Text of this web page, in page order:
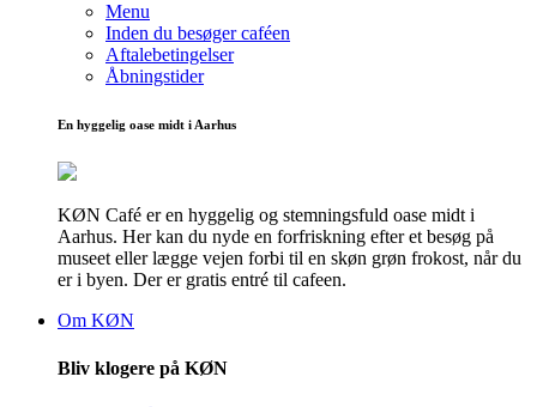
Menu
Inden du besøger caféen
Aftalebetingelser
Åbningstider
En hyggelig oase midt i Aarhus
KØN Café er en hyggelig og stemningsfuld oase midt i
Aarhus. Her kan du nyde en forfriskning efter et besøg på
museet eller lægge vejen forbi til en skøn grøn frokost, når du
er i byen. Der er gratis entré til cafeen.
Om KØN
Bliv klogere på KØN